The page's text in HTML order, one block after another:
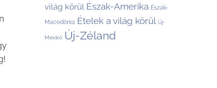
világ körül Észak-Amerika Észak-
Macedónia Ételek a világ körül Új-
Mexikó Új-Zéland